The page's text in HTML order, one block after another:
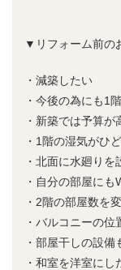
▼リフォーム前の
・減築したい
・今後の為にも1
・新築では予算が
・1階の湿気がひ
・北面に水廻りを
・自分の部屋にも
・2階の部屋数を
・バルコニーの位
・部屋干しの設備
・和室を洋室にし